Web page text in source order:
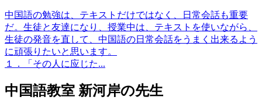
中国語の勉強は、テキストだけではなく、日常会話も重要
だ。生徒と友達になり、授業中は、テキストを使いながら、
生徒の発音を直して、中国語の日常会話をうまく出来るよう
に頑張りたいと思います。
１．「その人に应じた...
中国語教室 新河岸の先生